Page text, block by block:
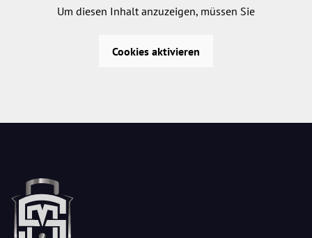
Um diesen Inhalt anzuzeigen, müssen Sie
Cookies aktivieren